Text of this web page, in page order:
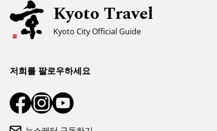
유니버설 관광
무슬림을 위한 정보
날씨와 옷차림
Kyoto Travel
Kyoto City Official Guide
저희를 팔로우하세요